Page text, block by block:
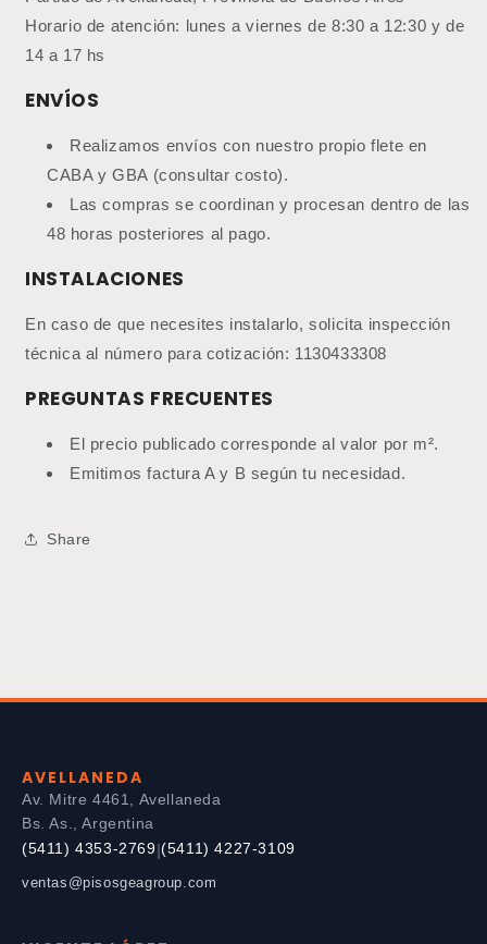
Horario de atención: lunes a viernes de 8:30 a 12:30 y de
14 a 17 hs
ENVÍOS
Realizamos envíos con nuestro propio flete en
CABA y GBA (consultar costo).
Las compras se coordinan y procesan dentro de las
48 horas posteriores al pago.
INSTALACIONES
En caso de que necesites instalarlo, solicita inspección
técnica al número para cotización: 1130433308
PREGUNTAS FRECUENTES
El precio publicado corresponde al valor por m².
Emitimos factura A y B según tu necesidad.
Share
AVELLANEDA
Av. Mitre 4461, Avellaneda
Bs. As., Argentina
(5411) 4353-2769|(5411) 4227-3109
ventas@pisosgeagroup.com